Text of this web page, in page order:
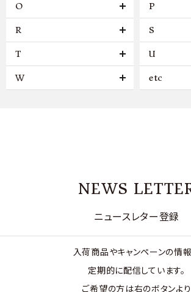
O P
R S
T U
W etc
NEWS
ニュースレター登録
入荷商品やキャンペーンの情
定期的に配信しています。
ご希望の方は右のボタンより